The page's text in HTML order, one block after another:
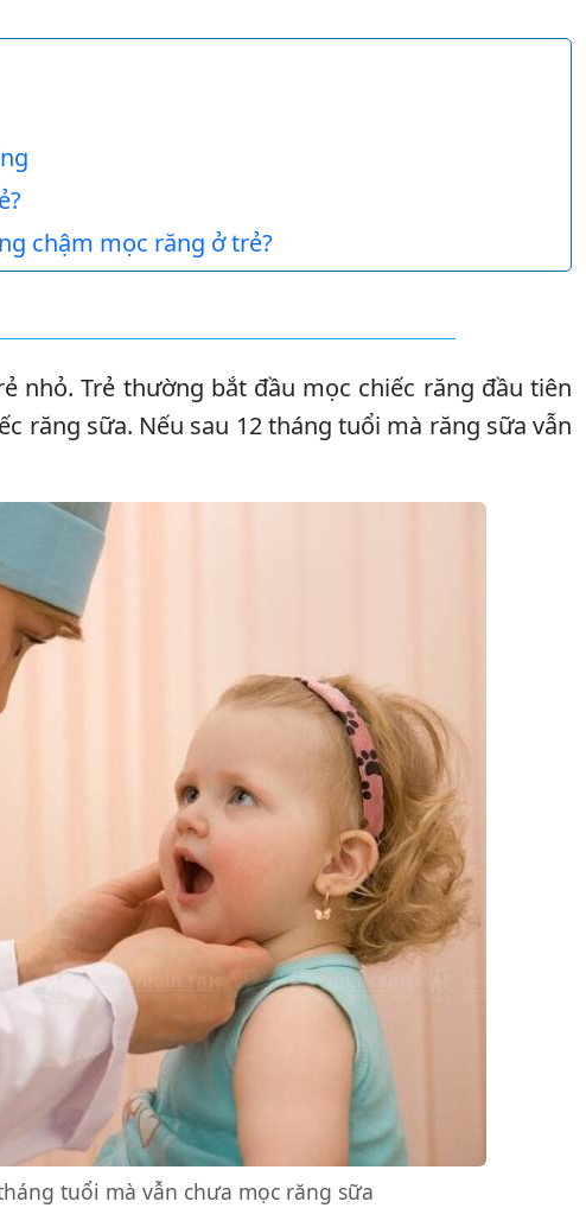
chậm mọc răng ở trẻ?
nhỏ. Trẻ thường bắt đầu mọc chiếc răng đầu tiên
răng sữa. Nếu sau 12 tháng tuổi mà răng sữa vẫn
tuổi mà vẫn chưa mọc răng sữa